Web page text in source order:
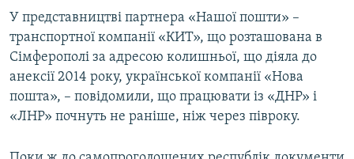
У представництві партнера «Нашої пошти» –
транспортної компанії «КИТ», що розташована в
Сімферополі за адресою колишньої, що діяла до
анексії 2014 року, української компанії «Нова
пошта», – повідомили, що працювати із «ДНР» і
«ЛНР» почнуть не раніше, ніж через півроку.